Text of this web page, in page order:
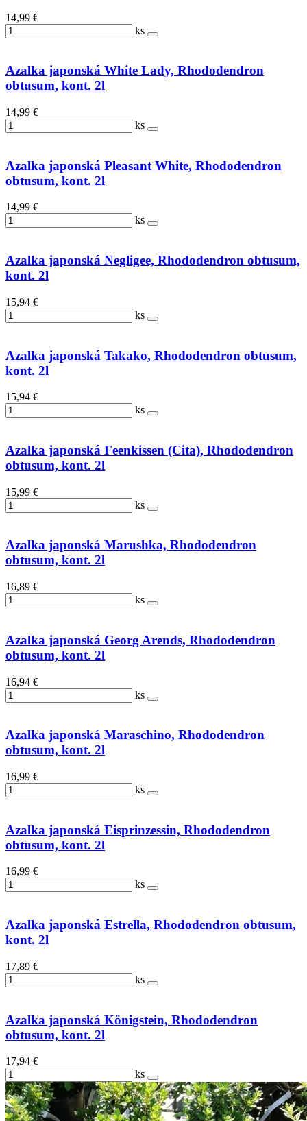
14,99 €
ks
Azalka japonská White Lady, Rhododendron
obtusum, kont. 2l
14,99 €
ks
Azalka japonská Pleasant White, Rhododendron
obtusum, kont. 2l
14,99 €
ks
Azalka japonská Negligee, Rhododendron obtusum,
kont. 2l
15,94 €
ks
Azalka japonská Takako, Rhododendron obtusum,
kont. 2l
15,94 €
ks
Azalka japonská Feenkissen (Cita), Rhododendron
obtusum, kont. 2l
15,99 €
ks
Azalka japonská Marushka, Rhododendron
obtusum, kont. 2l
16,89 €
ks
Azalka japonská Georg Arends, Rhododendron
obtusum, kont. 2l
16,94 €
ks
Azalka japonská Maraschino, Rhododendron
obtusum, kont. 2l
16,99 €
ks
Azalka japonská Eisprinzessin, Rhododendron
obtusum, kont. 2l
16,99 €
ks
Azalka japonská Estrella, Rhododendron obtusum,
kont. 2l
17,89 €
ks
Azalka japonská Königstein, Rhododendron
obtusum, kont. 2l
17,94 €
ks